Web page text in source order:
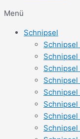
Menü
Schnipsel
Schnipsel
Schnipsel
Schnipsel
Schnipsel
Schnipsel